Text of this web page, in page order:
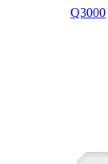
Q3000